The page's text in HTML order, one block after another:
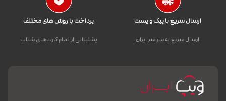
ارسال سریع با پیک و پست
ارسال سریع به سراسر ایران
پرداخت با روش های مختلف
پشتیبانی از تمام کارت‌های شتاب